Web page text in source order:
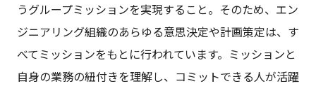
うグループミッションを実現すること。そのため、エン
ジニアリング組織のあらゆる意思決定や計画策定は、す
べてミッションをもとに行われています。ミッションと
自身の業務の紐付きを理解し、コミットできる人が活躍